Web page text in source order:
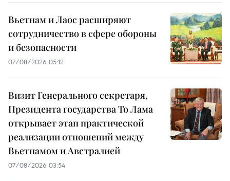
Вьетнам и Лаос расширяют
сотрудничество в сфере обороны
и безопасности
07/08/2026 05:12
Визит Генерального секретаря,
Президента государства То Лама
открывает этап практической
реализации отношений между
Вьетнамом и Австралией
07/08/2026 03:54